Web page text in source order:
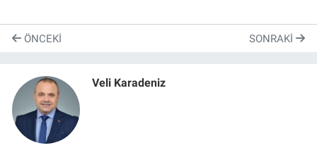
ÖNCEKI SONRAKI
Veli Karadeniz